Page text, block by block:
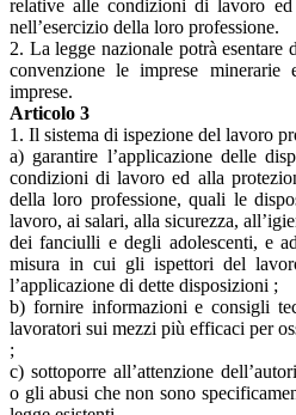
relative alle condizioni di lavoro
nell’esercizio della loro professione.
2. La legge nazionale potrà esentare
convenzione le imprese
imprese.
Articolo 3
1. Il sistema di ispezione del lavoro
a) garantire l’applicazione delle
condizioni di lavoro ed alla
della loro professione, quali le
lavoro, ai salari, alla sicurezza,
dei fanciulli e degli adolescenti, e
misura in cui gli ispettori del
l’applicazione di dette disposizioni ;
b) fornire informazioni e consigli
lavoratori sui mezzi più efficaci per
;
c) sottoporre all’attenzione
o gli abusi che non sono